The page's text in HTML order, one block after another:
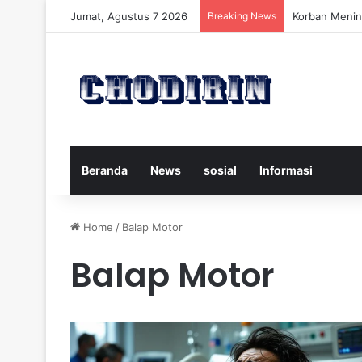
Jumat, Agustus 7 2026 Breaking News Pelatih
Beranda News sosial Informasi
Home / Balap Motor
Balap Motor